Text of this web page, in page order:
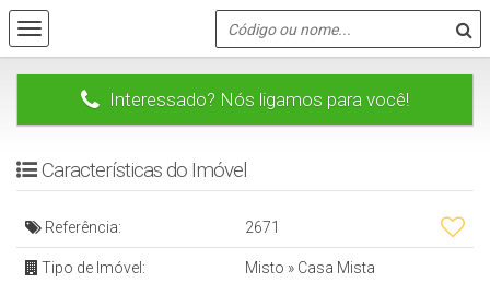
Interessado? Nós ligamos para você!
Características do Imóvel
Referência: 2671
Tipo de Imóvel: Misto » Casa Mista